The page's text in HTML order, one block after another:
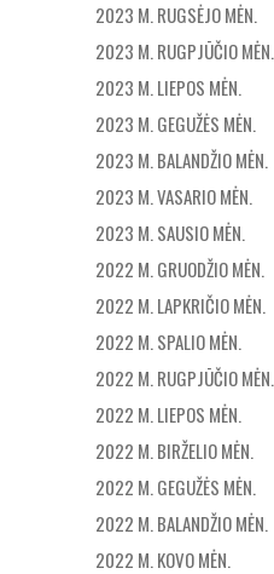
2023 M. RUGSĖJO MĖN.
2023 M. RUGPJŪČIO MĖN.
2023 M. LIEPOS MĖN.
2023 M. GEGUŽĖS MĖN.
2023 M. BALANDŽIO MĖN.
2023 M. VASARIO MĖN.
2023 M. SAUSIO MĖN.
2022 M. GRUODŽIO MĖN.
2022 M. LAPKRIČIO MĖN.
2022 M. SPALIO MĖN.
2022 M. RUGPJŪČIO MĖN.
2022 M. LIEPOS MĖN.
2022 M. BIRŽELIO MĖN.
2022 M. GEGUŽĖS MĖN.
2022 M. BALANDŽIO MĖN.
2022 M. KOVO MĖN.